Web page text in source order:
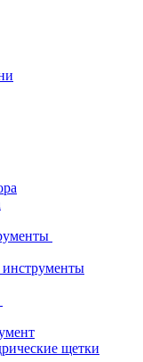
щетки